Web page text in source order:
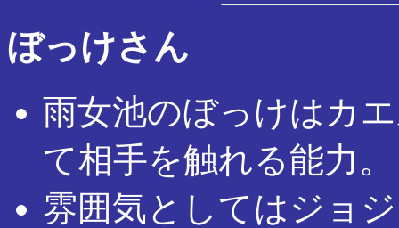
ぼっけさん
雨女池のぼっけはカ
て相手を触れる能力。
雰囲気としてはジョ